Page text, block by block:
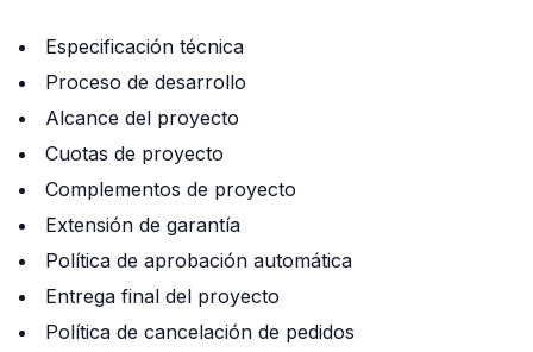
Especificación técnica
Proceso de desarrollo
Alcance del proyecto
Cuotas de proyecto
Complementos de proyecto
Extensión de garantía
Política de aprobación automática
Entrega final del proyecto
Política de cancelación de pedidos